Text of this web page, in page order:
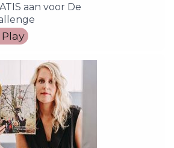
aan voor De
Play